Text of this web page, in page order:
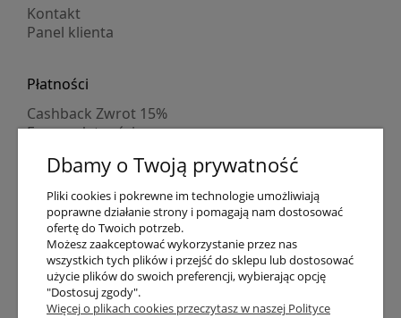
Kontakt
Panel klienta
Płatności
Cashback Zwrot 15%
Formy płatności
Numer konta
PayPo kupujesz, nie płacisz
Progi rabatowe
Promocje
Dostawa
Czas wysyłki
Dbamy o Twoją prywatność
Pliki cookies i pokrewne im technologie umożliwiają
poprawne działanie strony i pomagają nam dostosować
ofertę do Twoich potrzeb.
Możesz zaakceptować wykorzystanie przez nas
wszystkich tych plików i przejść do sklepu lub dostosować
użycie plików do swoich preferencji, wybierając opcję
"Dostosuj zgody".
Więcej o plikach cookies przeczytasz w naszej Polityce